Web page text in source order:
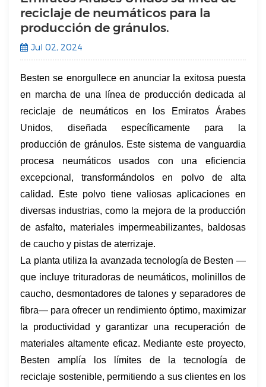
reciclaje de neumáticos para la
producción de gránulos.
Jul 02, 2024
Besten se enorgullece en anunciar la exitosa puesta
en marcha de una línea de producción dedicada al
reciclaje de neumáticos en los Emiratos Árabes
Unidos, diseñada específicamente para la
producción de gránulos. Este sistema de vanguardia
procesa neumáticos usados ​​con una eficiencia
excepcional, transformándolos en polvo de alta
calidad. Este polvo tiene valiosas aplicaciones en
diversas industrias, como la mejora de la producción
de asfalto, materiales impermeabilizantes, baldosas
de caucho y pistas de aterrizaje.
La planta utiliza la avanzada tecnología de Besten —
que incluye trituradoras de neumáticos, molinillos de
caucho, desmontadores de talones y separadores de
fibra— para ofrecer un rendimiento óptimo, maximizar
la productividad y garantizar una recuperación de
materiales altamente eficaz. Mediante este proyecto,
Besten amplía los límites de la tecnología de
reciclaje sostenible, permitiendo a sus clientes en los